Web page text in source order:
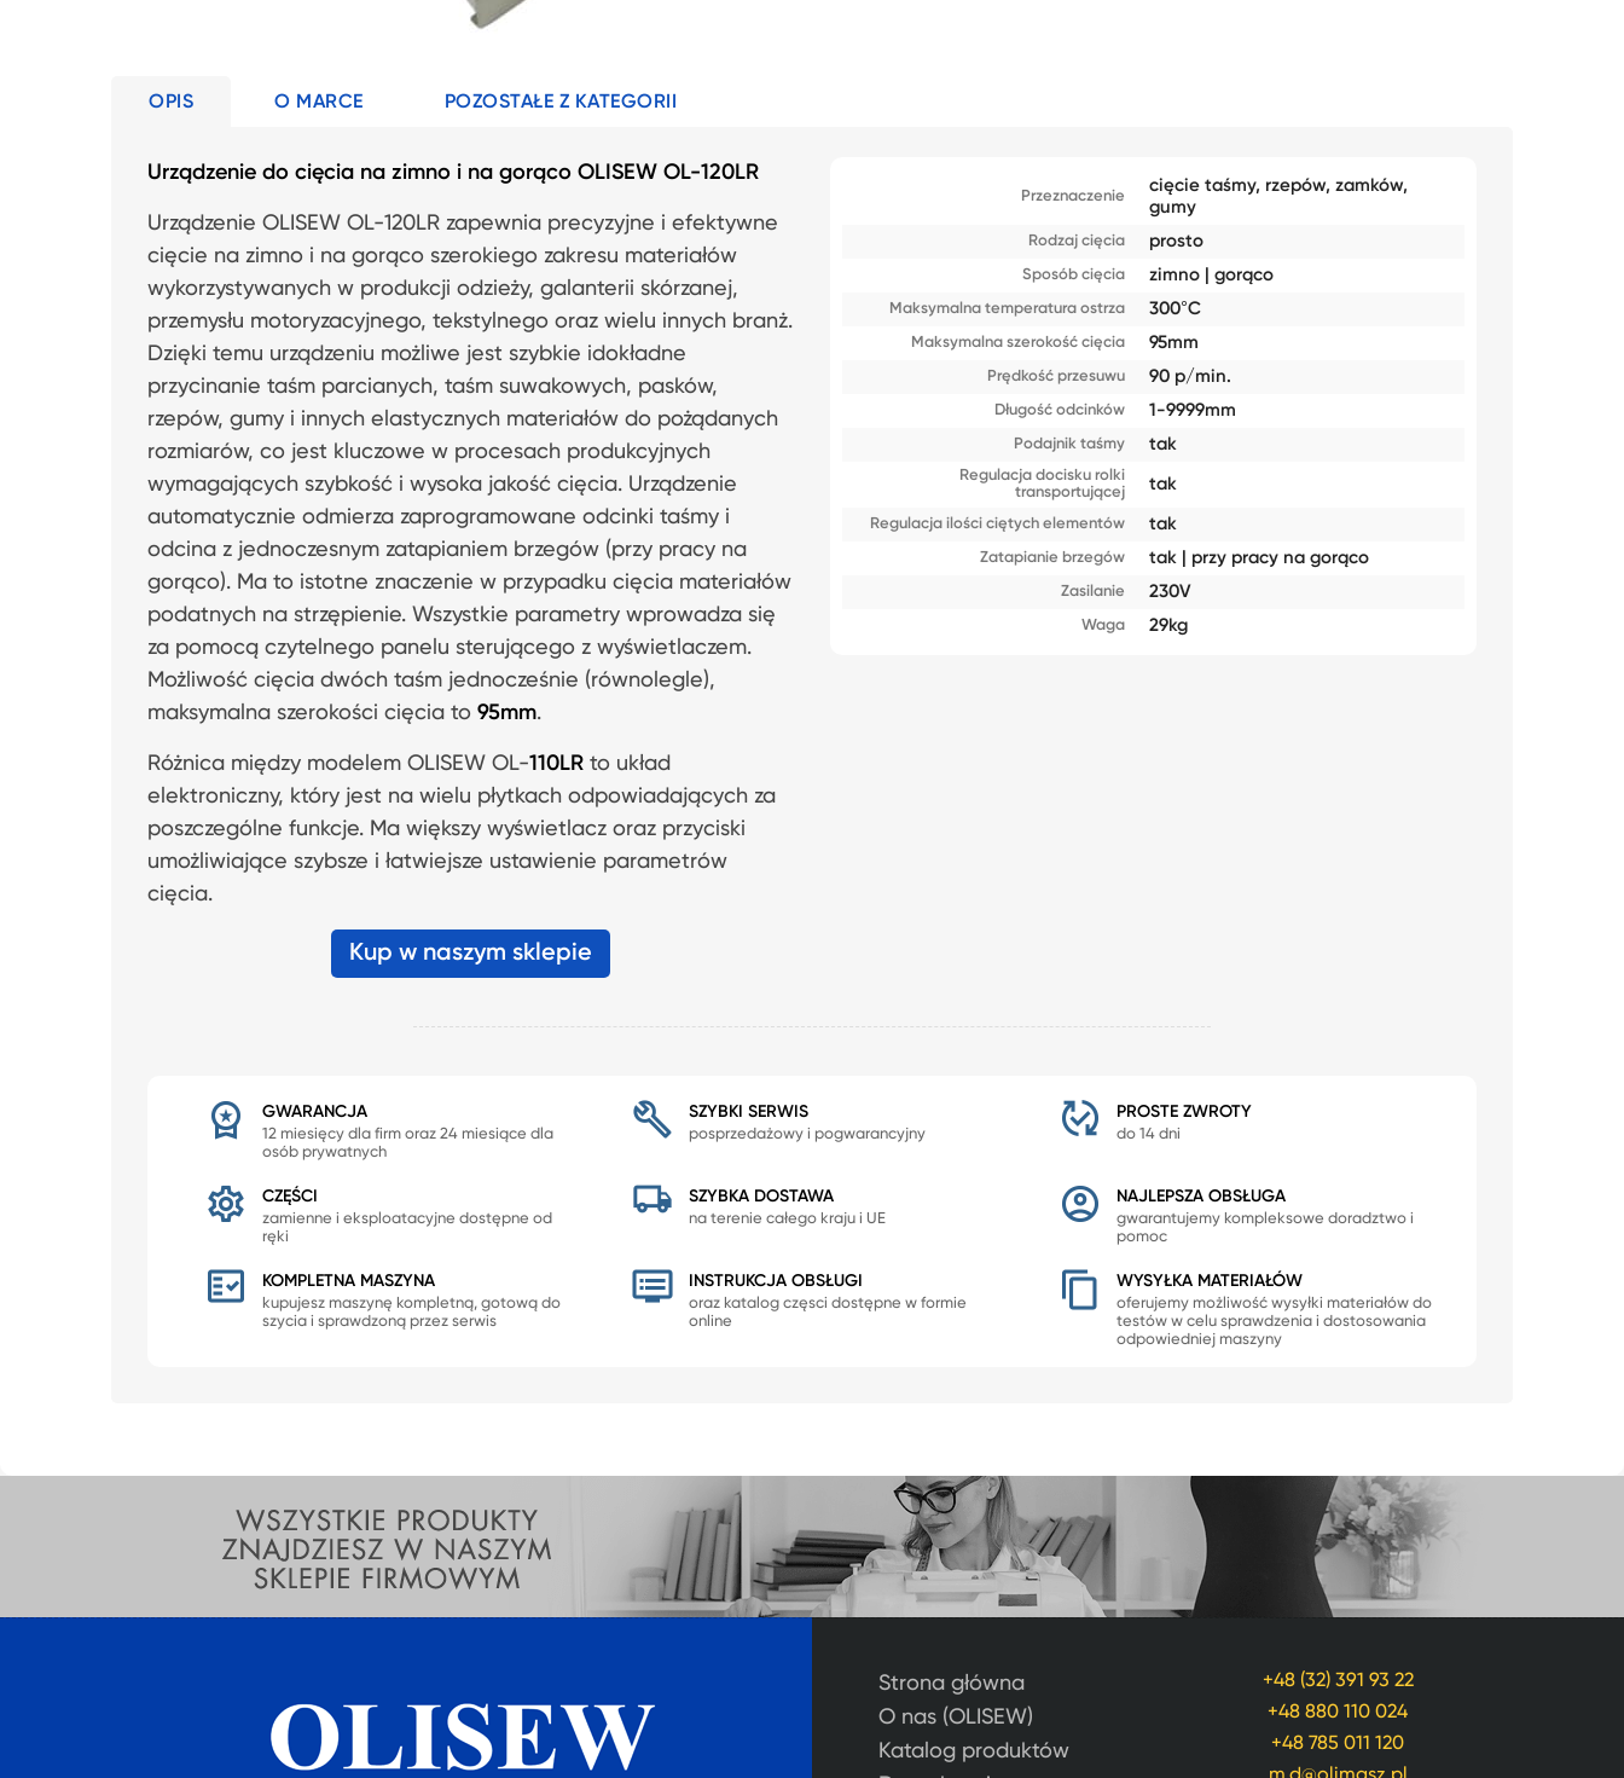
OPIS O MARCE POZOSTAŁE Z KATEGORII
Urządzenie do cięcia na zimno i na gorąco OLISEW OL-120LR
Urządzenie OLISEW OL-120LR zapewnia precyzyjne i efektywne
cięcie na zimno i na gorąco szerokiego zakresu materiałów
wykorzystywanych w produkcji odzieży, galanterii skórzanej,
przemysłu motoryzacyjnego, tekstylnego oraz wielu innych branż.
Dzięki temu urządzeniu możliwe jest szybkie idokładne
przycinanie taśm parcianych, taśm suwakowych, pasków,
rzepów, gumy i innych elastycznych materiałów do pożądanych
rozmiarów, co jest kluczowe w procesach produkcyjnych
wymagających szybkość i wysoka jakość cięcia. Urządzenie
automatycznie odmierza zaprogramowane odcinki taśmy i
odcina z jednoczesnym zatapianiem brzegów (przy pracy na
gorąco). Ma to istotne znaczenie w przypadku cięcia materiałów
podatnych na strzępienie. Wszystkie parametry wprowadza się
za pomocą czytelnego panelu sterującego z wyświetlaczem.
Możliwość cięcia dwóch taśm jednocześnie (równolegle),
maksymalna szerokości cięcia to 95mm.
Różnica między modelem OLISEW OL-110LR to układ
elektroniczny, który jest na wielu płytkach odpowiadających za
poszczególne funkcje. Ma większy wyświetlacz oraz przyciski
umożliwiające szybsze i łatwiejsze ustawienie parametrów
cięcia.
Kup w naszym sklepie
Przeznaczenie
cięcie taśmy, rzepów, zamków,
gumy
Rodzaj cięcia prosto
Sposób cięcia zimno | gorąco
Maksymalna temperatura ostrza 300°C
Maksymalna szerokość cięcia 95mm
Prędkość przesuwu 90 p/min.
Długość odcinków 1-9999mm
Podajnik taśmy tak
Regulacja docisku rolki
transportującej
tak
Regulacja ilości ciętych elementów tak
Zatapianie brzegów tak | przy pracy na gorąco
Zasilanie 230V
Waga 29kg
GWARANCJA
12 miesięcy dla firm oraz 24 miesiące dla
osób prywatnych
SZYBKI SERWIS
posprzedażowy i pogwarancyjny
PROSTE ZWROTY
do 14 dni
CZĘŚCI
zamienne i eksploatacyjne dostępne od
ręki
SZYBKA DOSTAWA
na terenie całego kraju i UE
NAJLEPSZA OBSŁUGA
gwarantujemy kompleksowe doradztwo i
pomoc
KOMPLETNA MASZYNA
kupujesz maszynę kompletną, gotową do
szycia i sprawdzoną przez serwis
INSTRUKCJA OBSŁUGI
oraz katalog częsci dostępne w formie
online
WYSYŁKA MATERIAŁÓW
oferujemy możliwość wysyłki materiałów do
testów w celu sprawdzenia i dostosowania
odpowiedniej maszyny
Strona główna
O nas (OLISEW)
Katalog produktów
+48 (32) 391 93 22
+48 880 110 024
+48 785 011 120